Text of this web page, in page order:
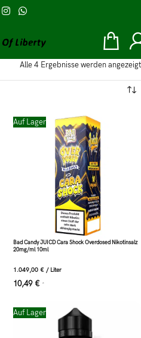
Alle 4 Ergebnisse werden angezeigt
Auf Lager
Bad Candy JUICD Cara Shock Overdosed Nikotinsalz
20mg/ml 10ml
1.049,00 € / Liter
10,49 € *
Auf Lager